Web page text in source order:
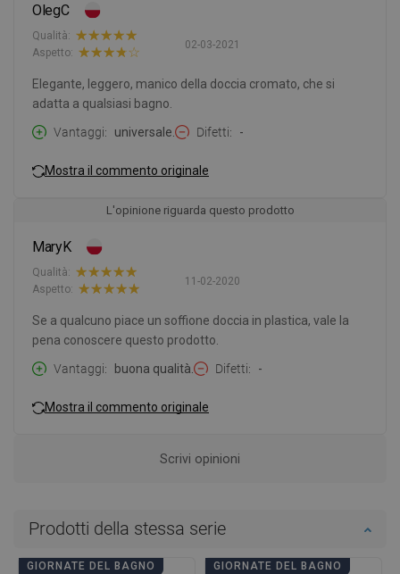
OlegC
02-03-2021
Qualità:
Aspetto:
Elegante, leggero, manico della doccia cromato, che si
adatta a qualsiasi bagno.
Vantaggi
universale. Difetti -
Mostra il commento originale
L'opinione riguarda questo prodotto
MaryK
11-02-2020
Qualità:
Aspetto:
Se a qualcuno piace un soffione doccia in plastica, vale la
pena conoscere questo prodotto.
Vantaggi
buona qualità. Difetti -
Mostra il commento originale
Scrivi opinioni
Prodotti della stessa serie
GIORNATE DEL BAGNO GIORNATE DEL BAGNO